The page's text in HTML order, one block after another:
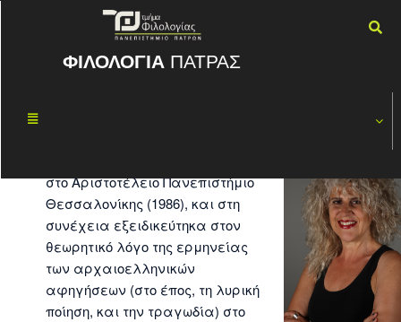
ΦΙΛΟΛΟΓΙΑ ΠΑΤΡΑΣ
στο Αριστοτέλειο Πανεπιστήμιο
Θεσσαλονίκης (1986), και στη
συνέχεια εξειδικεύτηκα στον
θεωρητικό λόγο της ερμηνείας
των αρχαιοελληνικών
αφηγήσεων (στο έπος, τη λυρική
ποίηση, και την τραγωδία) στο